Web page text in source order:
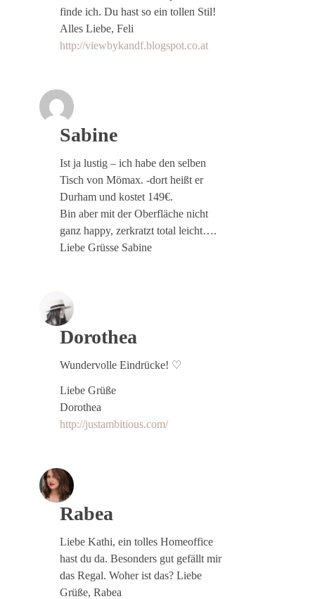
finde ich. Du hast so ein tollen Stil!
Alles Liebe, Feli
http://viewbykandf.blogspot.co.at
Sabine
Ist ja lustig – ich habe den selben
Tisch von Mömax. -dort heißt er
Durham und kostet 149€.
Bin aber mit der Oberfläche nicht
ganz happy, zerkratzt total leicht….
Liebe Grüsse Sabine
Dorothea
Wundervolle Eindrücke! ♡
Liebe Grüße
Dorothea
http://justambitious.com/
Rabea
Liebe Kathi, ein tolles Homeoffice
hast du da. Besonders gut gefällt mir
das Regal. Woher ist das? Liebe
Grüße, Rabea